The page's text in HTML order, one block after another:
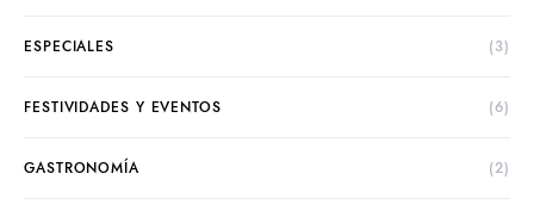
ESPECIALES (3)
FESTIVIDADES Y EVENTOS (6)
GASTRONOMÍA (2)